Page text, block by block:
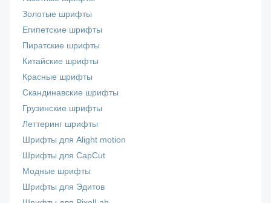
Золотые шрифты
Египетские шрифты
Пиратские шрифты
Китайские шрифты
Красные шрифты
Скандинавские шрифты
Грузинские шрифты
Леттеринг шрифты
Шрифты для Alight motion
Шрифты для CapCut
Модные шрифты
Шрифты для Эдитов